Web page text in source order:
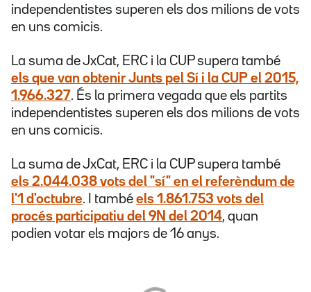
independentistes superen els dos milions de vots
en uns comicis.
La suma de JxCat, ERC i la CUP supera també
els que van obtenir Junts pel Sí i la CUP el 2015,
1.966.327. És la primera vegada que els partits
independentistes superen els dos milions de vots
en uns comicis.
La suma de JxCat, ERC i la CUP supera també
els 2.044.038 vots del "sí" en el referèndum de
l'1 d'octubre. I també els 1.861.753 vots del
procés participatiu del 9N del 2014, quan
podien votar els majors de 16 anys.